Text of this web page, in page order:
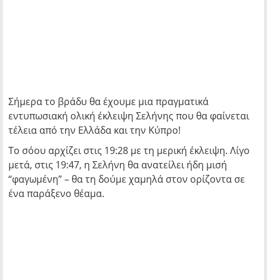
Σήμερα το βράδυ θα έχουμε μια πραγματικά
εντυπωσιακή ολική έκλειψη Σελήνης που θα φαίνεται
τέλεια από την Ελλάδα και την Κύπρο!
Το σόου αρχίζει στις 19:28 με τη μερική έκλειψη. Λίγο
μετά, στις 19:47, η Σελήνη θα ανατείλει ήδη μισή
“φαγωμένη” – θα τη δούμε χαμηλά στον ορίζοντα σε
ένα παράξενο θέαμα.